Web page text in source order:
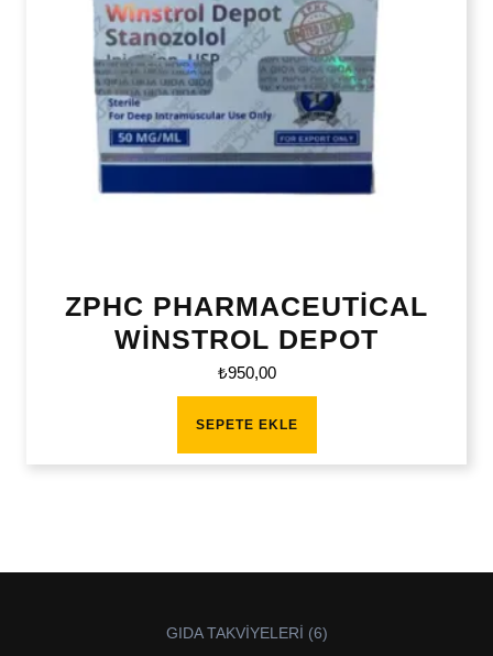
ZPHC PHARMACEUTİCAL
WİNSTROL DEPOT
₺950,00
SEPETE EKLE
GIDA TAKVİYELERİ 66